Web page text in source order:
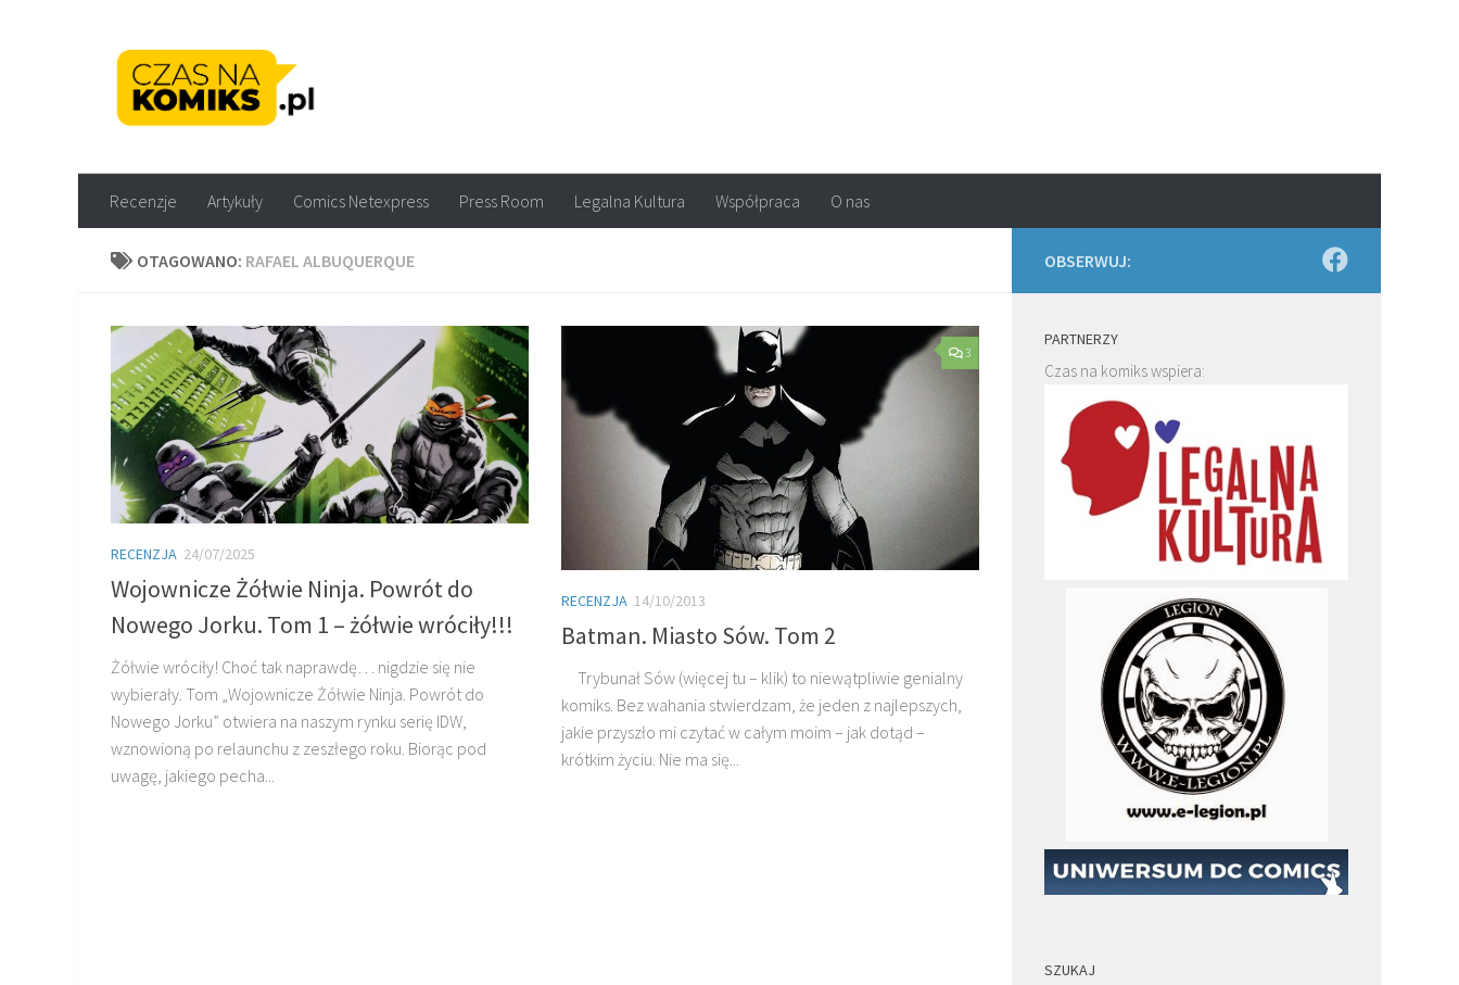
Recenzje Artykuły Comics Netexpress Press Room Legalna Kultura Współpraca O nas
OTAGOWANO: RAFAEL ALBUQUERQUE
RECENZJA 24/07/2025
Wojownicze Żółwie Ninja. Powrót do
Nowego Jorku. Tom 1 – żółwie wróciły!!!
Żółwie wróciły! Choć tak naprawdę… nigdzie się nie
wybierały. Tom „Wojownicze Żółwie Ninja. Powrót do
Nowego Jorku” otwiera na naszym rynku serię IDW,
wznowioną po relaunchu z zeszłego roku. Biorąc pod
uwagę, jakiego pecha...
3
RECENZJA 14/10/2013
Batman. Miasto Sów. Tom 2
Trybunał Sów (więcej tu – klik) to niewątpliwie genialny
komiks. Bez wahania stwierdzam, że jeden z najlepszych,
jakie przyszło mi czytać w całym moim – jak dotąd –
krótkim życiu. Nie ma się...
OBSERWUJ:
PARTNERZY
Czas na komiks wspiera:
SZUKAJ